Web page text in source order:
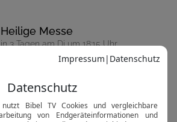
Heilige Messe
in 3 Tagen am Di um 18:15 Uhr
Pilgerhochamt
in 7 Tagen am Sa um 09:45 Uhr